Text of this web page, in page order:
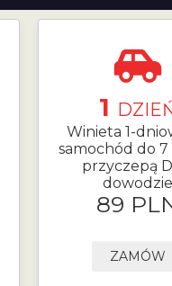
1
Winieta 1-
samochód do 7
przyczepą
dowodzie
89
ZAMÓW